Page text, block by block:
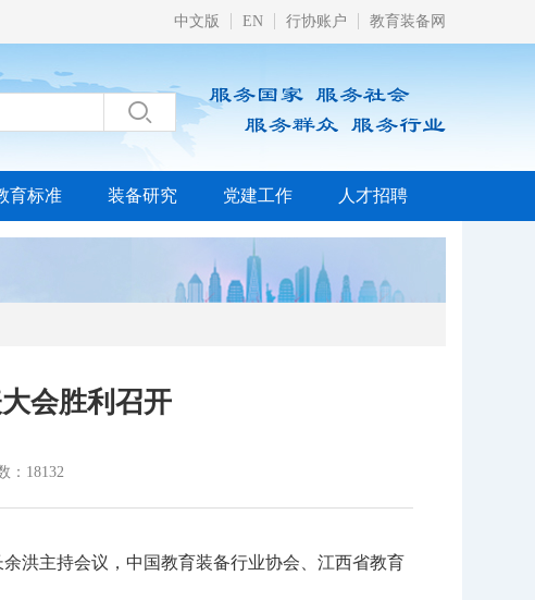
中文版 EN 行协账户 教育装备网

育标准 装备研究 党建工作 人才招聘
会胜利召开
：18132
洪主持会议，中国教育装备行业协会、江西省教育